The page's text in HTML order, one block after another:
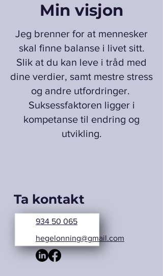
Min visjon
Jeg brenner for at mennesker
skal finne balanse i livet sitt.
Slik at du kan leve i tråd med
dine verdier, samt mestre stress
og andre utfordringer.
Suksessfaktoren ligger i
kompetanse til endring og
utvikling.
Ta kontakt
934 50 065
hegelonning@gmail.com